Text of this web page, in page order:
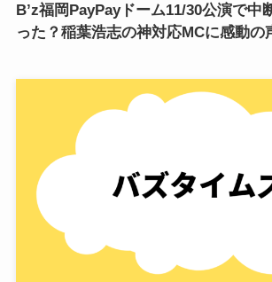
B’z福岡PayPayドーム11/30公演で中
った？稲葉浩志の神対応MCに感動の